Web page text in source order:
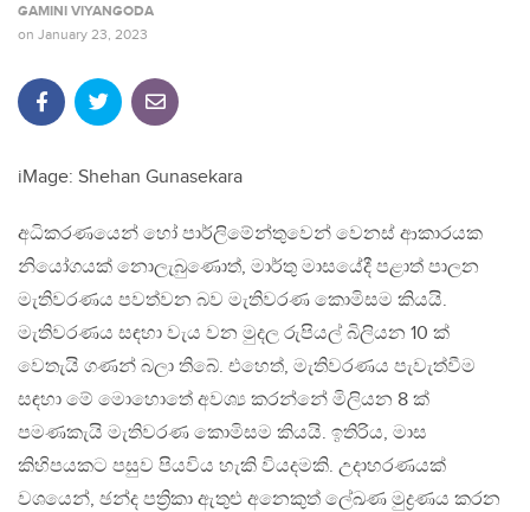
GAMINI VIYANGODA
on January 23, 2023
iMage: Shehan Gunasekara
අධිකරණයෙන් හෝ පාර්ලිමේන්තුවෙන් වෙනස් ආකාරයක
නියෝගයක් නොලැබුණොත්, මාර්තු මාසයේදී පළාත් පාලන
මැතිවරණය පවත්වන බව මැතිවරණ කොමිසම කියයි.
මැතිවරණය සඳහා වැය වන මුදල රුපියල් බිලියන 10 ක්
වෙතැයි ගණන් බලා තිබේ. එහෙත්, මැතිවරණය පැවැත්වීම
සඳහා මේ මොහොතේ අවශ්‍ය කරන්නේ මිලියන 8 ක්
පමණකැයි මැතිවරණ කොමිසම කියයි. ඉතිරිය, මාස
කිහිපයකට පසුව පියවිය හැකි වියදමකි. උදාහරණයක්
වශයෙන්, ඡන්ද පත්‍රිකා ඇතුළු අනෙකුත් ලේඛණ මුද්‍රණය කරන